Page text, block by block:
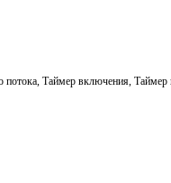
потока, Таймер включения,